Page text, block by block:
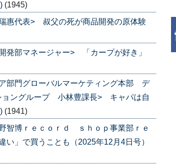
(1945)
惠代表> 叔父の死が商品開発の原体験
部マネージャー> 「カープが好き」
部門グローバルマーケティング本部 デ
ョングループ 小林豊課長> キャパは自
(1941)
智博ｒｅｃｏｒｄ ｓｈｏｐ事業部ｒｅ
」で買うことも（2025年12月4日号）